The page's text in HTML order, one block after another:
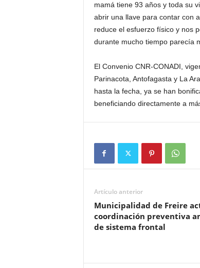
mamá tiene 93 años y toda su
abrir una llave para contar con
reduce el esfuerzo físico y nos
durante mucho tiempo parecía
El Convenio CNR-CONADI,
Parinacota, Antofagasta y La
hasta la fecha, ya se han
beneficiando directamente a
Artículo anterior
Municipalidad de Freire
coordinación preventiva
de sistema frontal